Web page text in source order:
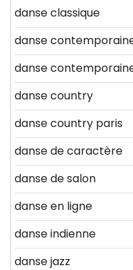
danse classique
danse
danse
danse country
danse country paris
danse de caractère
danse de salon
danse en ligne
danse indienne
danse jazz